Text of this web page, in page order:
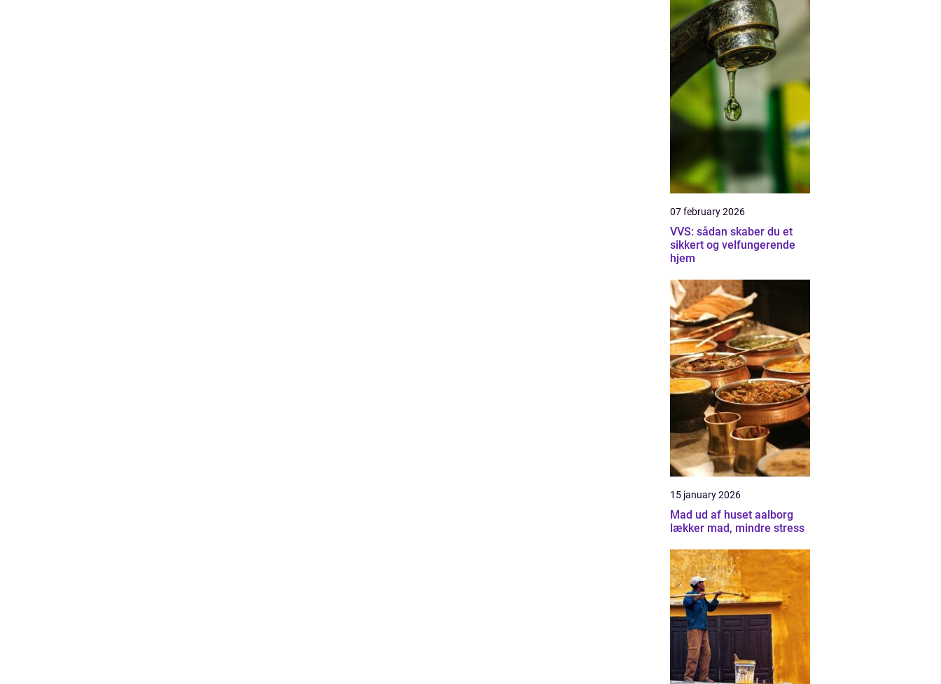
07 february 2026
VVS: sådan skaber du et
sikkert og velfungerende
hjem
15 january 2026
Mad ud af huset aalborg
lækker mad, mindre stress